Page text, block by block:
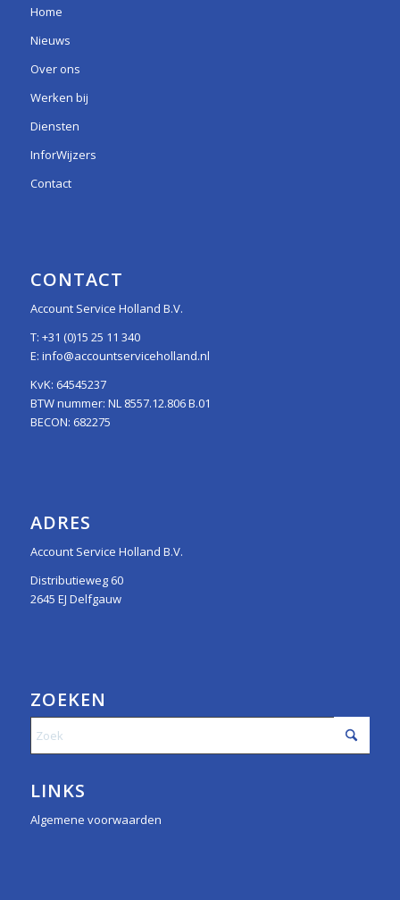
Home
Nieuws
Over ons
Werken bij
Diensten
InforWijzers
Contact
CONTACT
Account Service Holland B.V.
T: +31 (0)15 25 11 340
E: info@accountserviceholland.nl
KvK: 64545237
BTW nummer: NL 8557.12.806 B.01
BECON: 682275
ADRES
Account Service Holland B.V.
Distributieweg 60
2645 EJ Delfgauw
ZOEKEN
LINKS
Algemene voorwaarden